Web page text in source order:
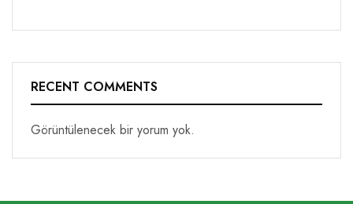
RECENT COMMENTS
Görüntülenecek bir yorum yok.